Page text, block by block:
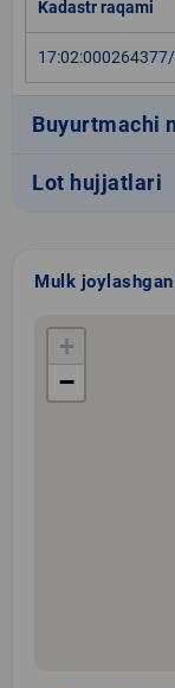
Kadastr raqami
Buyurtmachi
Lot hujjatlari
Mulk
+
−